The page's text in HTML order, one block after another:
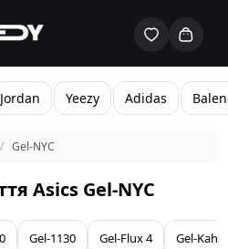
Jordan Yeezy Adidas
Gel-NYC
Asics Gel-NYC
Gel-1130 Gel-Flux 4 Gel-